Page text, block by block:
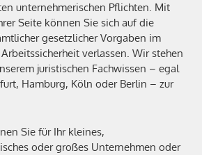
unternehmerischen Pflichten. Mit
Seite können Sie sich auf die
gesetzlicher Vorgaben im
verlassen. Wir stehen
juristischen Fachwissen – egal
Hamburg, Köln oder Berlin – zur
Sie für Ihr kleines,
oder großes Unternehmen oder